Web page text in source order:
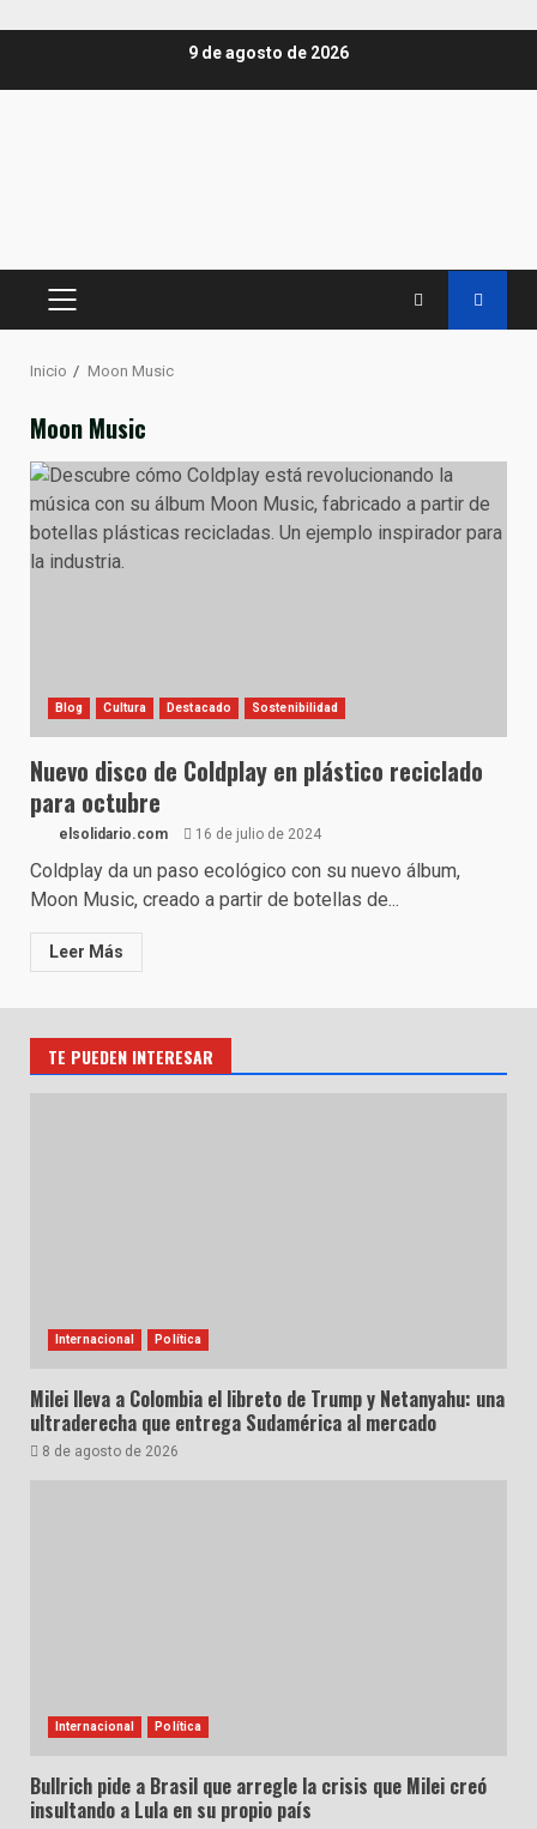
9 de agosto de 2026
MENÚ
Inicio Moon Music
Moon Music
Blog Cultura Destacado Sostenibilidad
Nuevo disco de Coldplay en plástico reciclado
para octubre
elsolidario.com 16 de julio de 2024
Coldplay da un paso ecológico con su nuevo álbum,
Moon Music, creado a partir de botellas de...
Leer Más
TE PUEDEN INTERESAR
Internacional Política
Milei lleva a Colombia el libreto de Trump y Netanyahu: una
ultraderecha que entrega Sudamérica al mercado
8 de agosto de 2026
Internacional Política
Bullrich pide a Brasil que arregle la crisis que Milei creó
insultando a Lula en su propio país